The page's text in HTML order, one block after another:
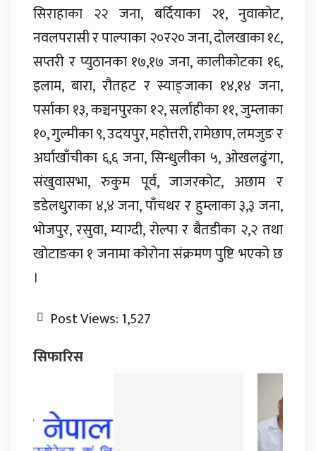
सिराहाका २२ जना, बर्दियाका २१, नुवाकोट,
नवलपरासी र पाल्पाका २०र२० जना, दोलखाका १८,
सप्तरी र प्युठानका १७,१७ जना, कालीकोटका १६,
इलाम, बारा, रौतहट र स्याङ्जाका १४,१४ जना,
पर्साका १३, कञ्चनपुरका १२, सर्लाहीका ११, जुम्लाका
१०, गुल्मीका ९, उदयपुर, महोत्तरी, रामेछाप, लमजुङ र
अर्घाखाँचीका ६,६ जना, सिन्धुलीका ५, ओखलढुंगा,
संखुवासभा, रुकुम पूर्व, जाजरकोट, अछाम र
डडेलधुराका ४,४ जना, पाँचथर र हुम्लाका ३,३ जना,
भोजपुर, रसुवा, म्याग्दी, रोल्पा र बैतडीका २,२ तथा
खोटाङका १ जनामा कोरोना संक्रमण पुष्टि भएको छ
।
Post Views:1,527
सिफारिस